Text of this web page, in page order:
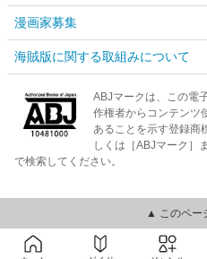
漫画家募集
海賊版に関する取組みについて
ABJマークは、この電
作権者からコンテンツ
あることを示す登録商
しくは［ABJマーク］
で検索してください。
▲ このペー